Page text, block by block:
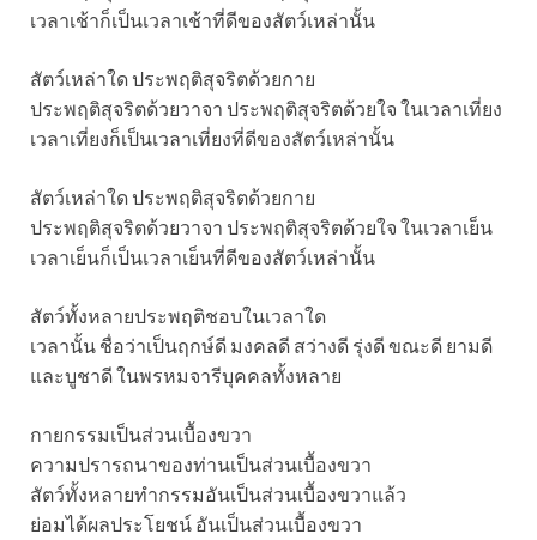
เวลาเช้าก็เป็นเวลาเช้าที่ดีของสัตว์เหล่านั้น
สัตว์เหล่าใด ประพฤติสุจริตด้วยกาย
ประพฤติสุจริตด้วยวาจา ประพฤติสุจริตด้วยใจ ในเวลาเที่ยง
เวลาเที่ยงก็เป็นเวลาเที่ยงที่ดีของสัตว์เหล่านั้น
สัตว์เหล่าใด ประพฤติสุจริตด้วยกาย
ประพฤติสุจริตด้วยวาจา ประพฤติสุจริตด้วยใจ ในเวลาเย็น
เวลาเย็นก็เป็นเวลาเย็นที่ดีของสัตว์เหล่านั้น
สัตว์ทั้งหลายประพฤติชอบในเวลาใด
เวลานั้น ชื่อว่าเป็นฤกษ์ดี มงคลดี สว่างดี รุ่งดี ขณะดี ยามดี
และบูชาดี ในพรหมจารีบุคคลทั้งหลาย
กายกรรมเป็นส่วนเบื้องขวา
ความปรารถนาของท่านเป็นส่วนเบื้องขวา
สัตว์ทั้งหลายทำกรรมอันเป็นส่วนเบื้องขวาแล้ว
ย่อมได้ผลประโยชน์ อันเป็นส่วนเบื้องขวา